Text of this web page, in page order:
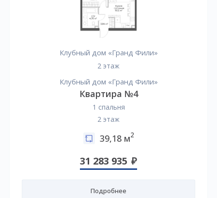
Клубный дом «Гранд Фили»
2 этаж
Клубный дом «Гранд Фили»
Квартира №4
1 спальня
2 этаж
39,18 м2
31 283 935
Подробнее